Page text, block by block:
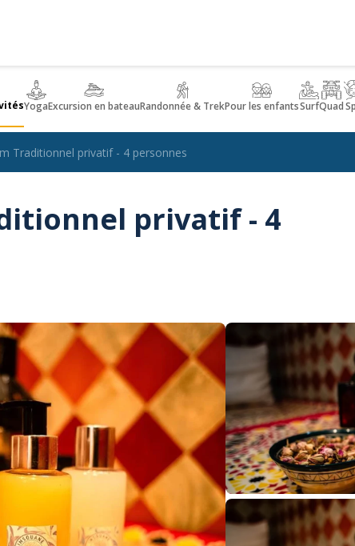
YogaExcursion en bateauRandonnée & TrekPour les enfantsSurfQuad
Traditionnel privatif - 4 personnes
privatif - 4